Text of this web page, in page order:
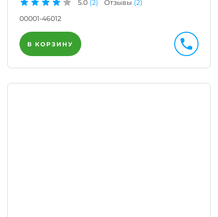
5.0 (2) Отзывы (2)
00001-46012
В КОРЗИНУ